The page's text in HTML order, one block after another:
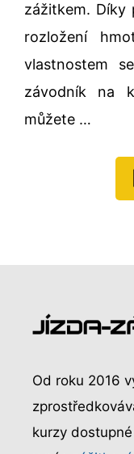
zážitkem. Díky
rozložení
vlastnostem
závodník na
můžete …
Od roku 2016
kurzy